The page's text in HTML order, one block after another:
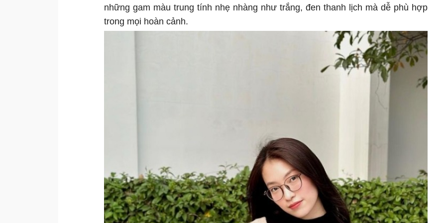
những gam màu trung tính nhẹ nhàng như trắng, đen thanh lịch mà dễ phù hợp
trong mọi hoàn cảnh.